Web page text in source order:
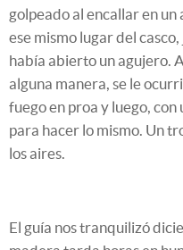
golpeado al encallar en
ese mismo lugar del
había abierto un agujero.
alguna manera, se le
fuego en proa y luego,
para hacer lo mismo. Un
los aires.
El guía nos tranquilizó